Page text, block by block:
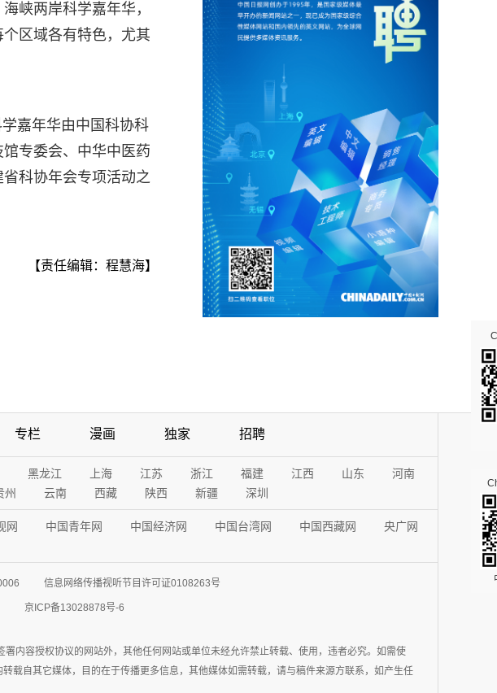
峡两岸科学嘉年华，
区域各有特色，尤其
嘉年华由中国科协科
专委会、中华中医药
科协年会专项活动之
【责任编辑：程慧海】
专栏 漫画 独家 招聘
黑龙江 上海 江苏 浙江 福建 江西 山东
河南
州 云南 西藏 陕西 新疆 深圳
网 中国青年网 中国经济网 中国台湾网 中国西藏网
央广网
信息网络传播视听节目许可证0108263号
京ICP备13028878号-6
内容授权协议的网站外，其他任何网站或单位未经允许禁止转载、使用，违者必究。如需使
载自其它媒体，目的在于传播更多信息，其他媒体如需转载，请与稿件来源方联系，如产生任